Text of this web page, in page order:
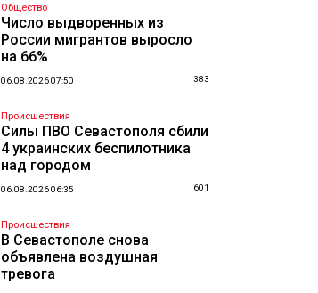
Общество
Число выдворенных из
России мигрантов выросло
на 66%
06.08.2026 07:50 383
Происшествия
Силы ПВО Севастополя сбили
4 украинских беспилотника
над городом
06.08.2026 06:35 601
Происшествия
В Севастополе снова
объявлена воздушная
тревога